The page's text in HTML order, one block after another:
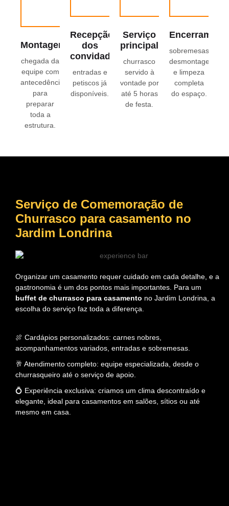
Montagem
chegada da
equipe com
antecedência
para
preparar
toda a
estrutura.
Recepção
dos
convidados
entradas e
petiscos já
disponíveis.
Serviço
principal
churrasco
servido à
vontade por
até 5 horas
de festa.
sobremesas,
desmontagem
e limpeza
completa
do espaço.
Serviço de Comemoração de
Churrasco para casamento no
Jardim Londrina
Organizar um casamento requer cuidado em cada detalhe, e a
gastronomia é um dos pontos mais importantes. Para um
buffet de churrasco para casamento no Jardim Londrina, a
escolha do serviço faz toda a diferença.
🍖 Cardápios personalizados: carnes nobres,
acompanhamentos variados, entradas e sobremesas.
🥂 Atendimento completo: equipe especializada, desde o
churrasqueiro até o serviço de apoio.
💍 Experiência exclusiva: criamos um clima descontraído e
elegante, ideal para casamentos em salões, sítios ou até
mesmo em casa.